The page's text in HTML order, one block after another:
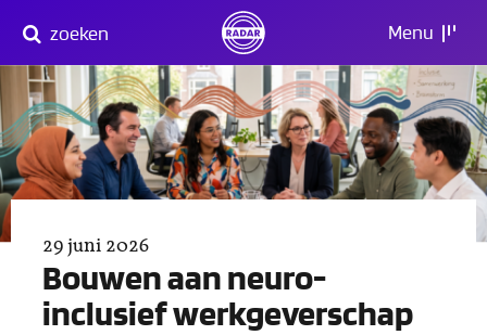
naar
content
zoeken Menu
29 juni 2026
Bouwen aan neuro-
inclusief werkgeverschap